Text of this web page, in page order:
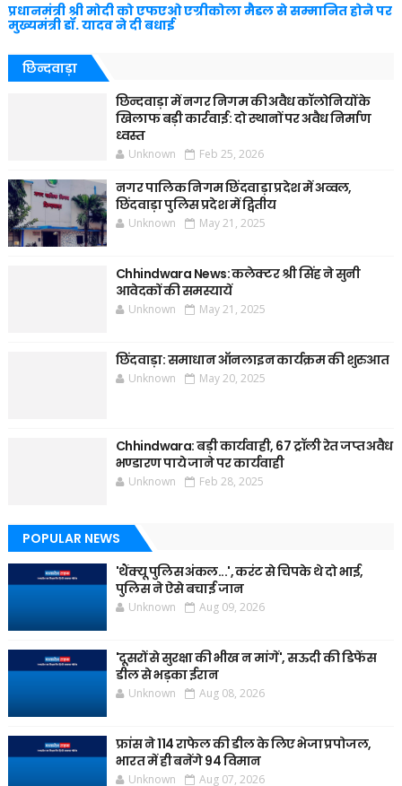
प्रधानमंत्री श्री मोदी को एफएओ एग्रीकोला मैडल से सम्मानित होने पर
मुख्यमंत्री डॉ. यादव ने दी बधाई
छिन्दवाड़ा
छिन्दवाड़ा में नगर निगम की अवैध कॉलोनियों के
खिलाफ बड़ी कार्रवाई: दो स्थानों पर अवैध निर्माण
ध्वस्त
Unknown Feb 25, 2026
नगर पालिक निगम छिंदवाड़ा प्रदेश में अव्वल,
छिंदवाड़ा पुलिस प्रदेश में द्वितीय
Unknown May 21, 2025
Chhindwara News: कलेक्टर श्री सिंह ने सुनी
आवेदकों की समस्यायें
Unknown May 21, 2025
छिंदवाड़ा: समाधान ऑनलाइन कार्यक्रम की शुरुआत
Unknown May 20, 2025
Chhindwara: बड़ी कार्यवाही, 67 ट्रॉली रेत जप्त अवैध
भण्डारण पाये जाने पर कार्यवाही
Unknown Feb 28, 2025
POPULAR NEWS
'थैंक्यू पुलिस अंकल...', करंट से चिपके थे दो भाई,
पुलिस ने ऐसे बचाई जान
Unknown Aug 09, 2026
'दूसरों से सुरक्षा की भीख न मांगें', सऊदी की डिफेंस
डील से भड़का ईरान
Unknown Aug 08, 2026
फ्रांस ने 114 राफेल की डील के लिए भेजा प्रपोजल,
भारत में ही बनेंगे 94 विमान
Unknown Aug 07, 2026